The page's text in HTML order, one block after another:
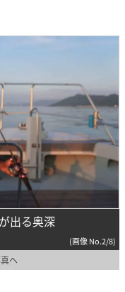
出る奥深
(画像 No.2/8)
へ